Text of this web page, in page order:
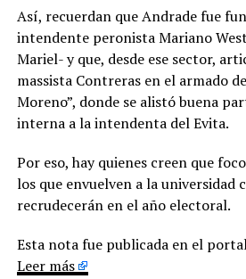
Así, recuerdan que Andrade fue
intendente peronista Mariano
Mariel- y que, desde ese sector,
massista Contreras en el armado
Moreno”, donde se alistó buena
interna a la intendenta del Evita.
Por eso, hay quienes creen que
los que envuelven a la universidad
recrudecerán en el año electoral.
Esta nota fue publicada en el
Leer más